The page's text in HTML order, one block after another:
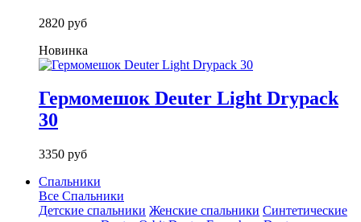
2820 руб
Новинка
Гермомешок Deuter Light Drypack
30
3350 руб
Спальники
Все Спальники
Детские спальники Женские спальники Синтетические